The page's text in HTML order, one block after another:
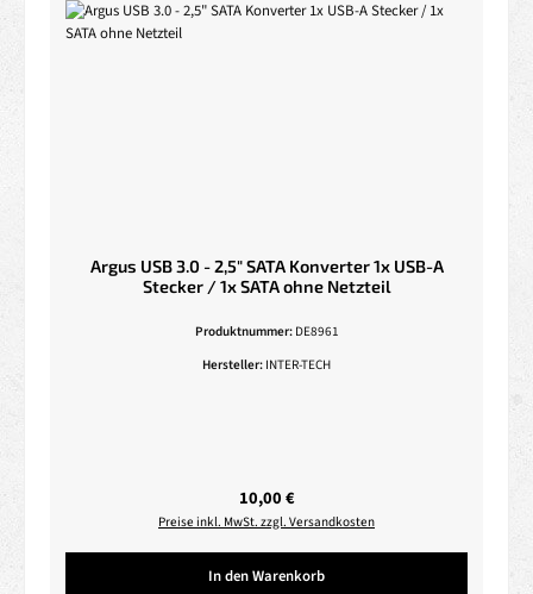
Argus USB 3.0 - 2,5" SATA Konverter 1x USB-A
Stecker / 1x SATA ohne Netzteil
Produktnummer: DE8961
Hersteller: INTER-TECH
Regulärer Preis:
10,00 €
Preise inkl. MwSt. zzgl. Versandkosten
In den Warenkorb